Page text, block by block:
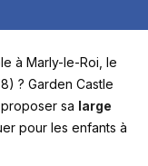
à Marly-le-Roi, le
? Garden Castle
sa large
pour les enfants à